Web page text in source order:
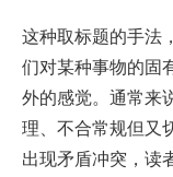
这种取标题的手法
们对某种事物的固
外的感觉。通常来
理、不合常规但又
出现矛盾冲突，读